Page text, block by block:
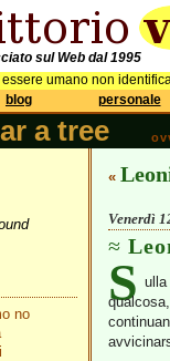
sul Web dal 1995
umano non
blog personale
a tree
no
«
Venerdì
S